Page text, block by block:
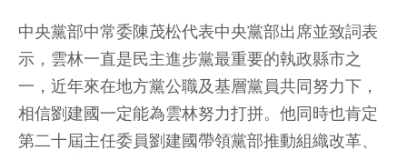
中央黨部中常委陳茂松代表中央黨部出席並致詞表
示，雲林一直是民主進步黨最重要的執政縣市之
一，近年來在地方黨公職及基層黨員共同努力下，
相信劉建國一定能為雲林努力打拼。他同時也肯定
第二十屆主任委員劉建國帶領黨部推動組織改革、